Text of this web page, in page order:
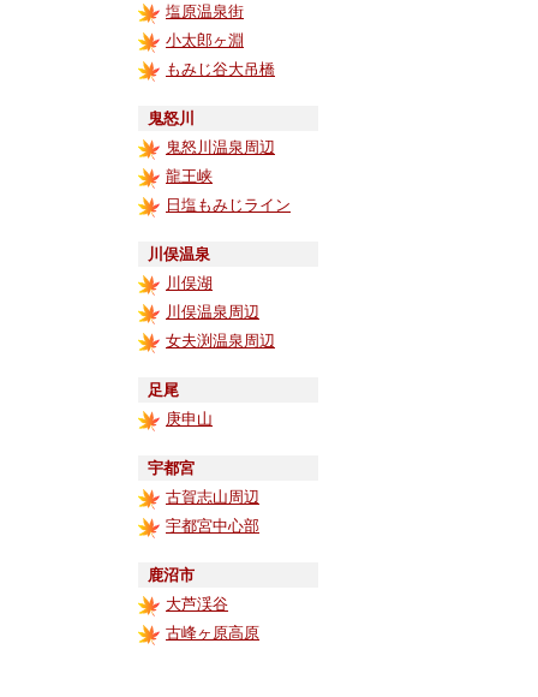
塩原温泉街
小太郎ヶ淵
もみじ谷大吊橋
鬼怒川
鬼怒川温泉周辺
龍王峡
日塩もみじライン
川俣温泉
川俣湖
川俣温泉周辺
女夫渕温泉周辺
足尾
庚申山
宇都宮
古賀志山周辺
宇都宮中心部
鹿沼市
大芦渓谷
古峰ヶ原高原